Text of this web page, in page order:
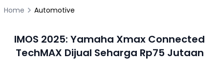
Home Automotive
IMOS 2025: Yamaha Xmax Connected
TechMAX Dijual Seharga Rp75 Jutaan